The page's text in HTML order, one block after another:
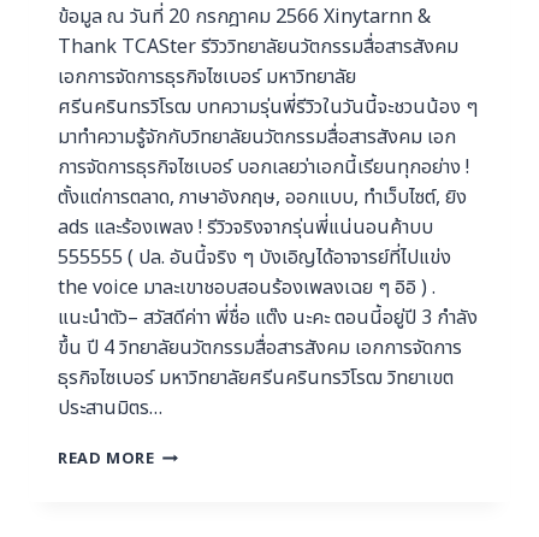
ข้อมูล ณ วันที่ 20 กรกฎาคม 2566 Xinytarnn &
Thank TCASter รีวิววิทยาลัยนวัตกรรมสื่อสารสังคม
เอกการจัดการธุรกิจไซเบอร์ มหาวิทยาลัย
ศรีนครินทรวิโรฒ บทความรุ่นพี่รีวิวในวันนี้จะชวนน้อง ๆ
มาทำความรู้จักกับวิทยาลัยนวัตกรรมสื่อสารสังคม เอก
การจัดการธุรกิจไซเบอร์ บอกเลยว่าเอกนี้เรียนทุกอย่าง !
ตั้งแต่การตลาด, ภาษาอังกฤษ, ออกแบบ, ทำเว็บไซต์, ยิง
ads และร้องเพลง ! รีวิวจริงจากรุ่นพี่แน่นอนค้าบบ
555555 ( ปล. อันนี้จริง ๆ บังเอิญได้อาจารย์ที่ไปแข่ง
the voice มาละเขาชอบสอนร้องเพลงเฉย ๆ อิอิ ) .
แนะนำตัว– สวัสดีค่าา พี่ชื่อ แต๊ง นะคะ ตอนนี้อยู่ปี 3 กำลัง
ขึ้น ปี 4 วิทยาลัยนวัตกรรมสื่อสารสังคม เอกการจัดการ
ธุรกิจไซเบอร์ มหาวิทยาลัยศรีนครินทรวิโรฒ วิทยาเขต
ประสานมิตร…
READ MORE